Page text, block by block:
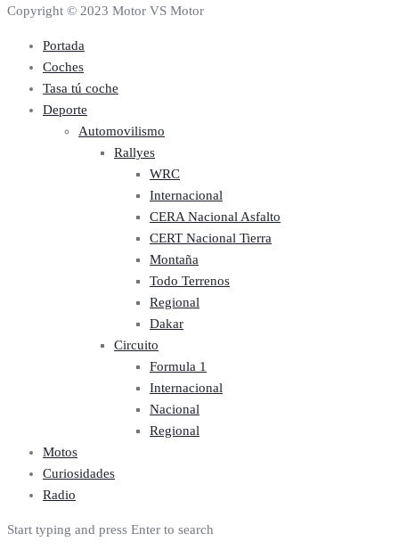
Copyright © 2023 Motor VS Motor
Portada
Coches
Tasa tú coche
Deporte
Automovilismo
Rallyes
WRC
Internacional
CERA Nacional Asfalto
CERT Nacional Tierra
Montaña
Todo Terrenos
Regional
Dakar
Circuito
Formula 1
Internacional
Nacional
Regional
Motos
Curiosidades
Radio
Start typing and press Enter to search